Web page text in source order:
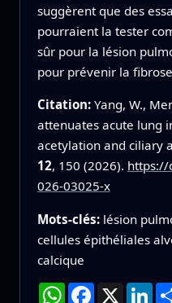
suggèrent que des
pourraient la tester
sûr pour la lésion
pour prévenir la
Citation: Yang, W.,
attenuates acute lung
acetylation and ciliary
12, 150 (2026). https://
026-03025-x
Mots-clés: lésion
cellules épithéliales
calcique
WhatsApp
Facebook
X